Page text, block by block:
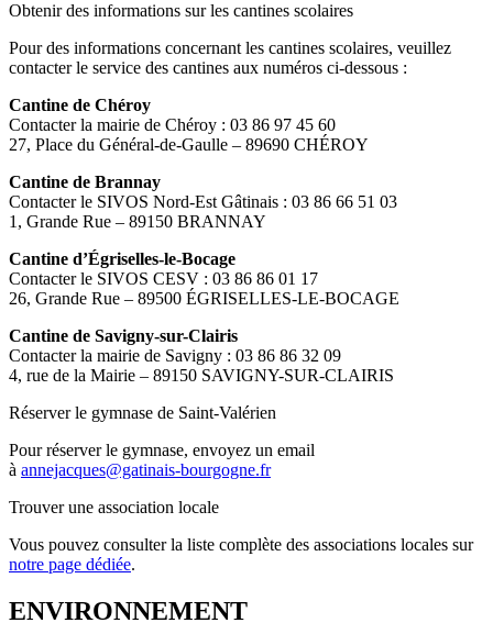
Obtenir des informations sur les cantines scolaires
Pour des informations concernant les cantines scolaires, veuillez
contacter le service des cantines aux numéros ci-dessous :
Cantine de Chéroy
Contacter la mairie de Chéroy : 03 86 97 45 60
27, Place du Général-de-Gaulle – 89690 CHÉROY
Cantine de Brannay
Contacter le SIVOS Nord-Est Gâtinais : 03 86 66 51 03
1, Grande Rue – 89150 BRANNAY
Cantine d’Égriselles-le-Bocage
Contacter le SIVOS CESV : 03 86 86 01 17
26, Grande Rue – 89500 ÉGRISELLES-LE-BOCAGE
Cantine de Savigny-sur-Clairis
Contacter la mairie de Savigny : 03 86 86 32 09
4, rue de la Mairie – 89150 SAVIGNY-SUR-CLAIRIS
Réserver le gymnase de Saint-Valérien
Pour réserver le gymnase, envoyez un email
à annejacques@gatinais-bourgogne.fr
Trouver une association locale
Vous pouvez consulter la liste complète des associations locales sur
notre page dédiée.
ENVIRONNEMENT